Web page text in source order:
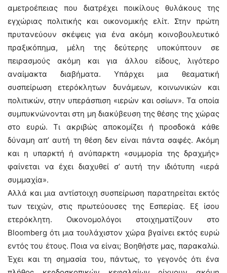
αμετροέπειας που διατρέχει ποικίλους θυλάκους της
εγχώριας πολιτικής και οικονομικής ελίτ. Στην πρώτη
πρυτανεύουν σκέψεις για ένα ακόμη κοινοβουλευτικό
πραξικόπημα, μέλη της δεύτερης υποκύπτουν σε
πειρασμούς ακόμη και για άλλου είδους, λιγότερο
αναίμακτα διαβήματα. Υπάρχει μια θεαματική
συσπείρωση ετερόκλητων δυνάμεων, κοινωνικών και
πολιτικών, στην υπεράσπιση «ιερών και οσίων». Τα οποία
συμπυκνώνονται στη μη διακύβευση της θέσης της χώρας
στο ευρώ. Τι ακριβώς αποκομίζει ή προσδοκά κάθε
δύναμη απ’ αυτή τη θέση δεν είναι πάντα σαφές. Ακόμη
και η υπαρκτή ή ανύπαρκτη «συμμορία της δραχμής»
φαίνεται να έχει διαχυθεί σ’ αυτή την ιδιότυπη «ιερά
συμμαχία».
Αλλά και μια αντίστοιχη συσπείρωση παρατηρείται εκτός
των τειχών, στις πρωτεύουσες της Εσπερίας. Εξ ίσου
ετερόκλητη. Οικονομολόγοι στοιχηματίζουν στο
Bloomberg ότι μια τουλάχιστον χώρα βγαίνει εκτός ευρώ
εντός του έτους. Ποια να είναι; Βοηθήστε μας, παρακαλώ.
Έχει και τη σημασία του, πάντως, το γεγονός ότι ένα